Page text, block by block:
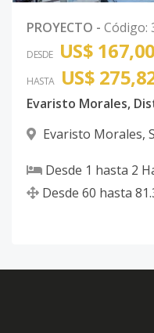
PROYECTO - Código:
DESDE US$
HASTA US$
Evaristo Morales,
Desde 1 hasta 2
Desde 60 hasta